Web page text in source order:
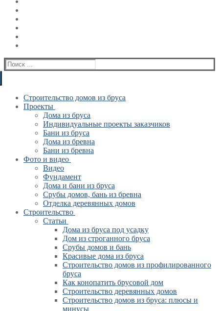
Искать:
Строительство домов из бруса
Проекты
Дома из бруса
Индивидуальные проекты заказчиков
Бани из бруса
Дома из бревна
Бани из бревна
Фото и видео
Видео
Фундамент
Дома и бани из бруса
Срубы домов, бань из бревна
Отделка деревянных домов
Строительство
Статьи
Дома из бруса под усадку
Дом из строганного бруса
Срубы домов и бань
Красивые дома из бруса
Строительство домов из профилированного
бруса
Как конопатить брусовой дом
Строительство деревянных домов
Строительство домов из бруса: плюсы и
минусы